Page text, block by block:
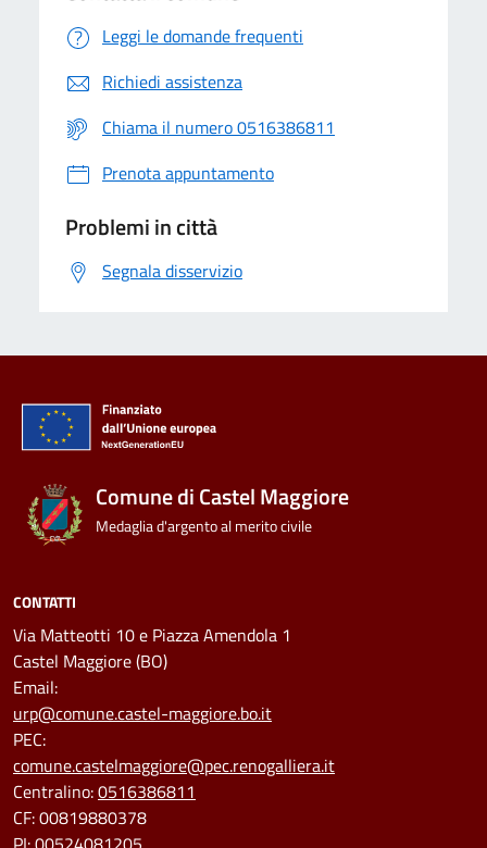
Leggi le domande frequenti
Richiedi assistenza
Chiama il numero 0516386811
Prenota appuntamento
Problemi in città
Segnala disservizio
Comune di Castel Maggiore
Medaglia d'argento al merito civile
CONTATTI
Via Matteotti 10 e Piazza Amendola 1
Castel Maggiore (BO)
Email:
urp@comune.castel-maggiore.bo.it
PEC:
comune.castelmaggiore@pec.renogalliera.it
Centralino:0516386811
CF: 00819880378